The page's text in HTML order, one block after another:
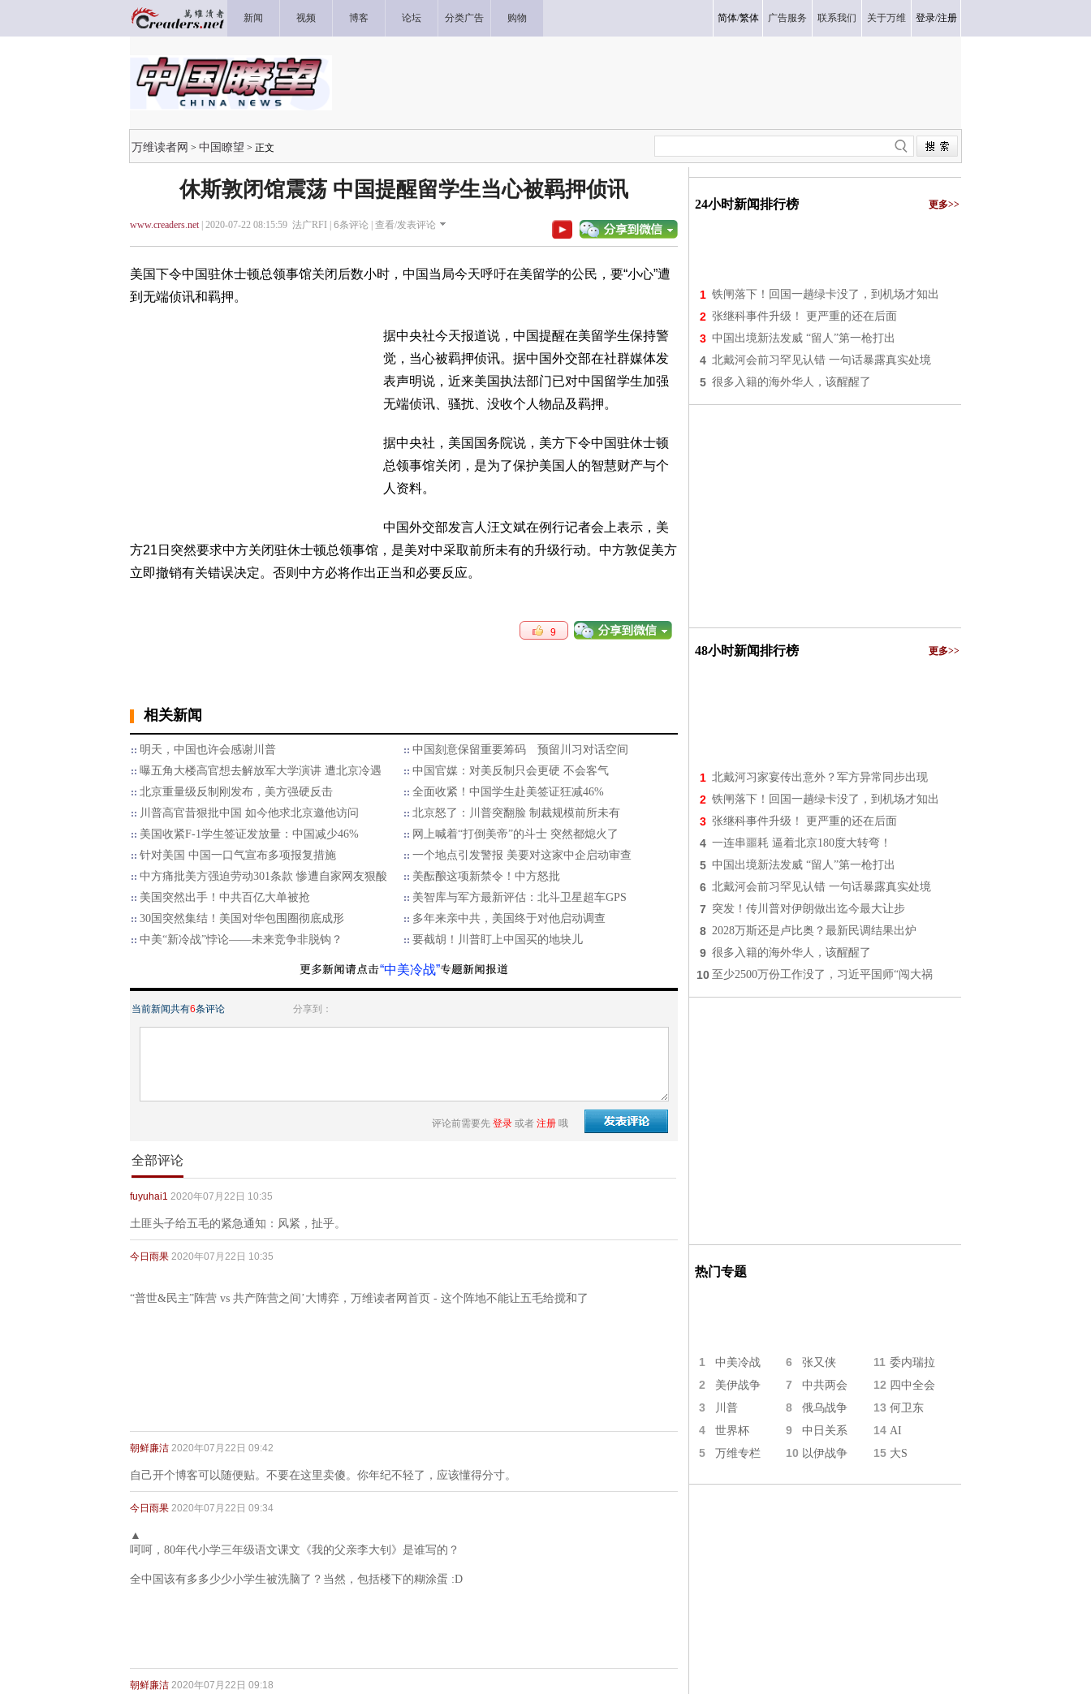
新闻 视频 博客 论坛 分类广告 购物 简体/繁体 广告服务 联系我们 关于万维 登录/注册
万维读者网 > 中国瞭望 > 正文
休斯敦闭馆震荡 中国提醒留学生当心被羁押侦讯
www.creaders.net| 2020-07-22 08:15:59 法广RFI | 6条评论 | 查看/发表评论
美国下令中国驻休士顿总领事馆关闭后数小时，中国当局今天呼吁在美留学的公民，要“小心”遭
到无端侦讯和羁押。
据中央社今天报道说，中国提醒在美留学生保持警
觉，当心被羁押侦讯。据中国外交部在社群媒体发
表声明说，近来美国执法部门已对中国留学生加强
无端侦讯、骚扰、没收个人物品及羁押。
据中央社，美国国务院说，美方下令中国驻休士顿
总领事馆关闭，是为了保护美国人的智慧财产与个
人资料。
中国外交部发言人汪文斌在例行记者会上表示，美
方21日突然要求中方关闭驻休士顿总领事馆，是美对中采取前所未有的升级行动。中方敦促美方
立即撤销有关错误决定。否则中方必将作出正当和必要反应。
9
相关新闻
明天，中国也许会感谢川普
中国刻意保留重要筹码 预留川习对话空间
曝五角大楼高官想去解放军大学演讲 遭北京冷遇
中国官媒：对美反制只会更硬 不会客气
北京重量级反制刚发布，美方强硬反击
全面收紧！中国学生赴美签证狂减46%
川普高官昔狠批中国 如今他求北京邀他访问
北京怒了：川普突翻脸 制裁规模前所未有
美国收紧F-1学生签证发放量：中国减少46%
网上喊着“打倒美帝”的斗士 突然都熄火了
针对美国 中国一口气宣布多项报复措施
一个地点引发警报 美要对这家中企启动审查
中方痛批美方强迫劳动301条款 惨遭自家网友狠酸
美酝酿这项新禁令！中方怒批
美国突然出手！中共百亿大单被抢
美智库与军方最新评估：北斗卫星超车GPS
30国突然集结！美国对华包围圈彻底成形
多年来亲中共，美国终于对他启动调查
中美“新冷战”悖论——未来竞争非脱钩？
要截胡！川普盯上中国买的地块儿
“中美冷战”
当前新闻共有6条评论 分享到：
评论前需要先 登录 或者 注册 哦
全部评论
fuyuhai1 2020年07月22日 10:35
土匪头子给五毛的紧急通知：风紧，扯乎。
今日雨果 2020年07月22日 10:35
“普世&民主”阵营 vs 共产阵营之间’大博弈，万维读者网首页 - 这个阵地不能让五毛给搅和了
朝鲜廉洁 2020年07月22日 09:42
自己开个博客可以随便贴。不要在这里卖傻。你年纪不轻了，应该懂得分寸。
今日雨果 2020年07月22日 09:34
▲
呵呵，80年代小学三年级语文课文《我的父亲李大钊》是谁写的？
全中国该有多多少少小学生被洗脑了？当然，包括楼下的糊涂蛋 :D
朝鲜廉洁 2020年07月22日 09:18
24小时新闻排行榜 更多>>
1 铁闸落下！回国一趟绿卡没了，到机场才知出
2 张继科事件升级！ 更严重的还在后面
3 中国出境新法发威 “留人”第一枪打出
4 北戴河会前习罕见认错 一句话暴露真实处境
5 很多入籍的海外华人，该醒醒了
48小时新闻排行榜 更多>>
1 北戴河习家宴传出意外？军方异常同步出现
2 铁闸落下！回国一趟绿卡没了，到机场才知出
3 张继科事件升级！ 更严重的还在后面
4 一连串噩耗 逼着北京180度大转弯！
5 中国出境新法发威 “留人”第一枪打出
6 北戴河会前习罕见认错 一句话暴露真实处境
7 突发！传川普对伊朗做出迄今最大让步
8 2028万斯还是卢比奥？最新民调结果出炉
9 很多入籍的海外华人，该醒醒了
10 至少2500万份工作没了，习近平国师“闯大祸
热门专题
1 中美冷战 6 张又侠 11 委内瑞拉
2 美伊战争 7 中共两会 12 四中全会
3 川普 8 俄乌战争 13 何卫东
4 世界杯 9 中日关系 14 AI
5 万维专栏 10 以伊战争 15 大S